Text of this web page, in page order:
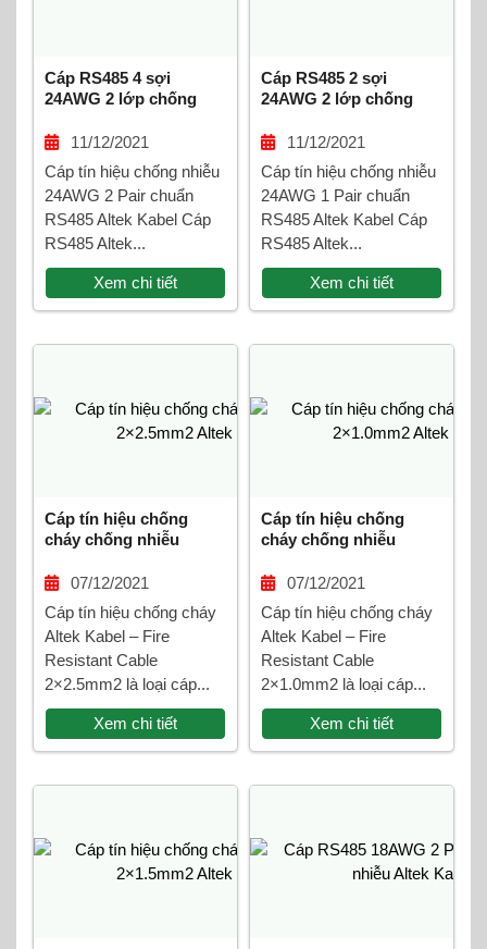
Cáp RS485 4 sợi
24AWG 2 lớp chống
11/12/2021
Cáp tín hiệu chống nhiễu
24AWG 2 Pair chuẩn
RS485 Altek Kabel Cáp
RS485 Altek...
Xem chi tiết
Cáp RS485 2 sợi
24AWG 2 lớp chống
11/12/2021
Cáp tín hiệu chống nhiễu
24AWG 1 Pair chuẩn
RS485 Altek Kabel Cáp
RS485 Altek...
Xem chi tiết
Cáp tín hiệu chống
cháy chống nhiễu
07/12/2021
Cáp tín hiệu chống cháy
Altek Kabel – Fire
Resistant Cable
2×2.5mm2 là loại cáp...
Xem chi tiết
Cáp tín hiệu chống
cháy chống nhiễu
07/12/2021
Cáp tín hiệu chống cháy
Altek Kabel – Fire
Resistant Cable
2×1.0mm2 là loại cáp...
Xem chi tiết